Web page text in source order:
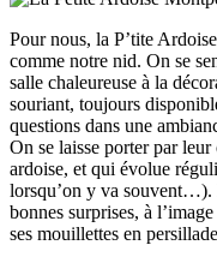
Pour nous, la P’tite
comme notre nid. On se
salle chaleureuse à la
souriant, toujours
questions dans une
On se laisse porter par
ardoise, et qui évolue
lorsqu’on y va souvent…).
bonnes surprises, à
ses mouillettes en